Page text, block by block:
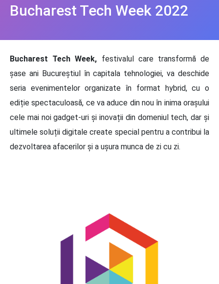
Bucharest Tech Week 2022
Bucharest Tech Week, festivalul care transformă de
șase ani Bucureștiul în capitala tehnologiei, va deschide
seria evenimentelor organizate în format hybrid, cu o
ediție spectaculoasă, ce va aduce din nou în inima orașului
cele mai noi gadget-uri și inovații din domeniul tech, dar și
ultimele soluții digitale create special pentru a contribui la
dezvoltarea afacerilor și a ușura munca de zi cu zi.